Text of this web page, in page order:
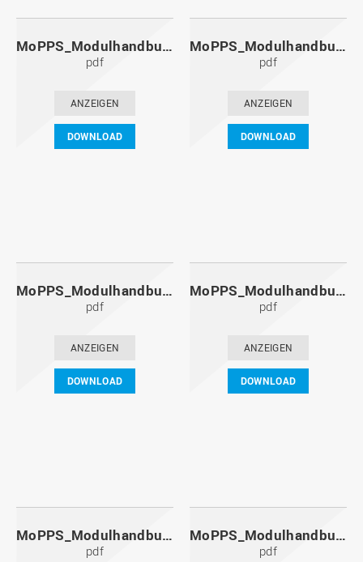
MoPPS_Modulhandbuch_20141201.pdf
pdf
ANZEIGEN
DOWNLOAD
MoPPS_Modulhandbuch_20140601.pdf
pdf
ANZEIGEN
DOWNLOAD
MoPPS_Modulhandbuch_20131201.pdf
pdf
ANZEIGEN
DOWNLOAD
MoPPS_Modulhandbuch_20130601.pdf
pdf
ANZEIGEN
DOWNLOAD
MoPPS_Modulhandbuch_20121201.pdf
pdf
MoPPS_Modulhandbuch_20120601.pdf
pdf